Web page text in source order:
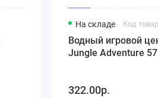
На складе Код
Водный игровой
Jungle Adventure
322.00р.